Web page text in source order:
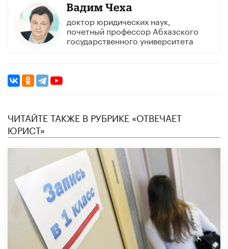
Вадим Чеха
доктор юридических наук,
почетный профессор Абхазского
государственного университета
ЧИТАЙТЕ ТАКЖЕ В РУБРИКЕ «ОТВЕЧАЕТ
ЮРИСТ»